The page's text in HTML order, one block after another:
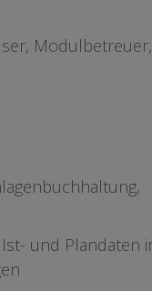
und Plandaten